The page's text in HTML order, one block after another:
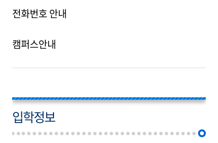
전화번호 안내
캠퍼스안내
입학정보